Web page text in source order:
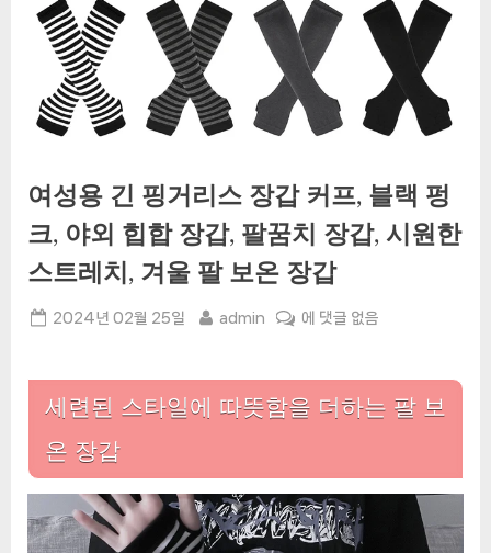
여성용 긴 핑거리스 장갑 커프, 블랙 펑
크, 야외 힙합 장갑, 팔꿈치 장갑, 시원한
스트레치, 겨울 팔 보온 장갑
Posted
2024년 02월 25일 By
admin
여
핑
스
장
갑
에 댓글 없음
세련된 스타일에 따뜻함을 더하는 팔 보
온 장갑